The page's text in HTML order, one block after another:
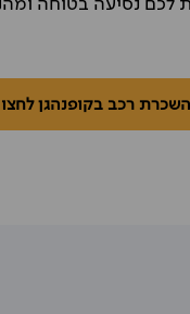
לכם נסיעה בטוחה
רכב בקופנהגן לחצו